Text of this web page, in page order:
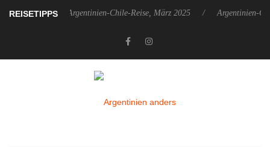
REISETIPPS
2025 Argentinien-Chile-Reise, März 2025 Argentinien-